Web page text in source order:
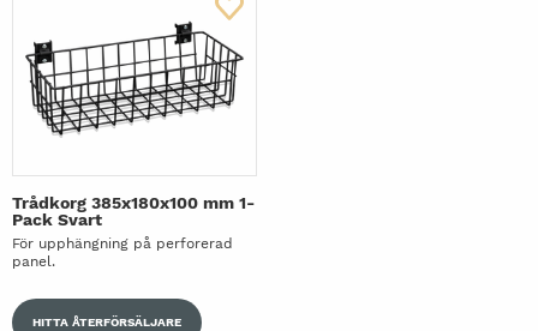
Trådkorg 385x180x100 mm 1-
Pack Svart
För upphängning på perforerad
panel.
HITTA ÅTERFÖRSÄLJARE